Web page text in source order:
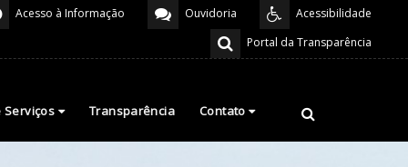
Acessibilidade
Ouvidoria
Acesso à Informação
Portal da Transparência
Serviços Transparência Contato